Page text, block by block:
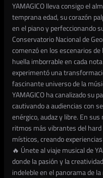
YAMAGICO lleva consigo el
temprana edad, su corazón
en el piano y perfeccionando
Conservatorio Nacional de
comenzó en los escenarios
huella imborrable en cada
experimentó una
fascinante universo de la
YAMAGICO ha canalizado su
cautivando a audiencias con
enérgico, audaz y libre. En
ritmos más vibrantes del
místicos, creando
🔥 Únete al viaje musical de
donde la pasión y la
indeleble en el panorama de